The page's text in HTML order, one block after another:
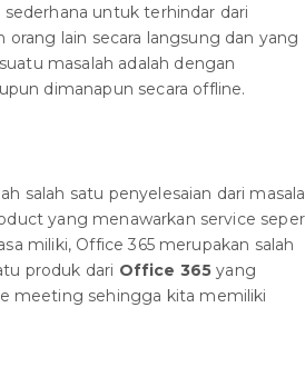
untuk terhindar dari
lain secara langsung dan yang
masalah adalah dengan
dimanapun secara offline.
salah satu penyelesaian dari
yang menawarkan service
miliki, Office 365 merupakan salah
produk dari Office 365 yang
meeting sehingga kita memiliki